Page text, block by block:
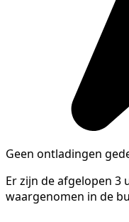
Geen ontladingen
Er zijn de afgelopen
waargenomen in de